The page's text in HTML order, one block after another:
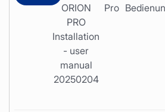
ORION
PRO
Installation
- user
manual
20250204
Pro